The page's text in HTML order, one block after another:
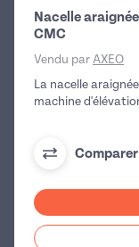
Nacelle
CMC
Vendu par AXEO
La nacelle
machine
Comparer